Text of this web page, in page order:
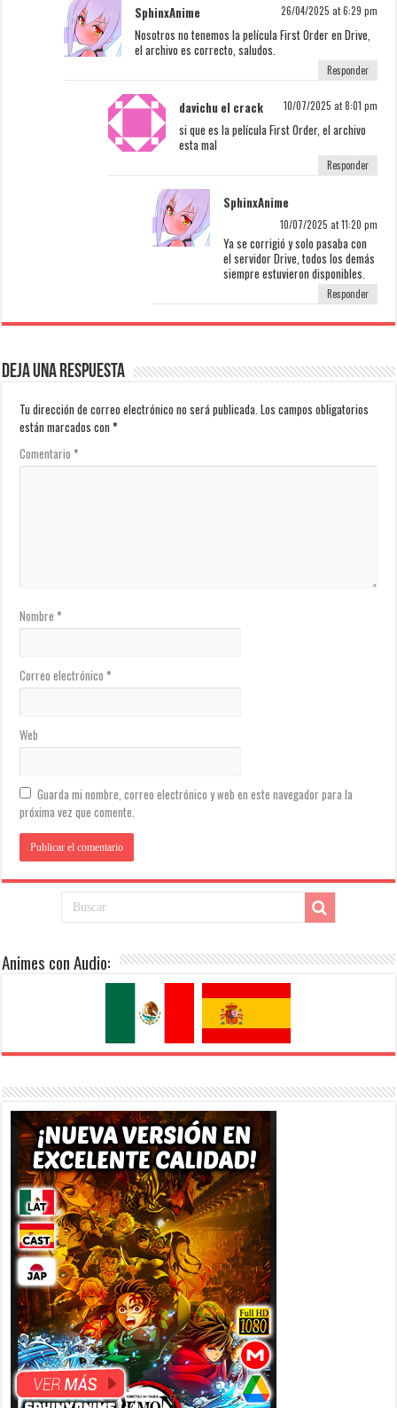
SphinxAnime 26/04/2025 at 6:29 pm
Nosotros no tenemos la película First Order en Drive,
el archivo es correcto, saludos.
Responder
davichu el crack 10/07/2025 at 8:01 pm
si que es la película First Order, el archivo
esta mal
Responder
SphinxAnime
10/07/2025 at 11:20 pm
Ya se corrigió y solo pasaba con
el servidor Drive, todos los demás
siempre estuvieron disponibles.
Responder
Deja una respuesta
Tu dirección de correo electrónico no será publicada. Los campos obligatorios
están marcados con*
Comentario*
Nombre*
Correo electrónico*
Web
Guarda mi nombre, correo electrónico y web en este navegador para la
próxima vez que comente.
Animes con Audio: